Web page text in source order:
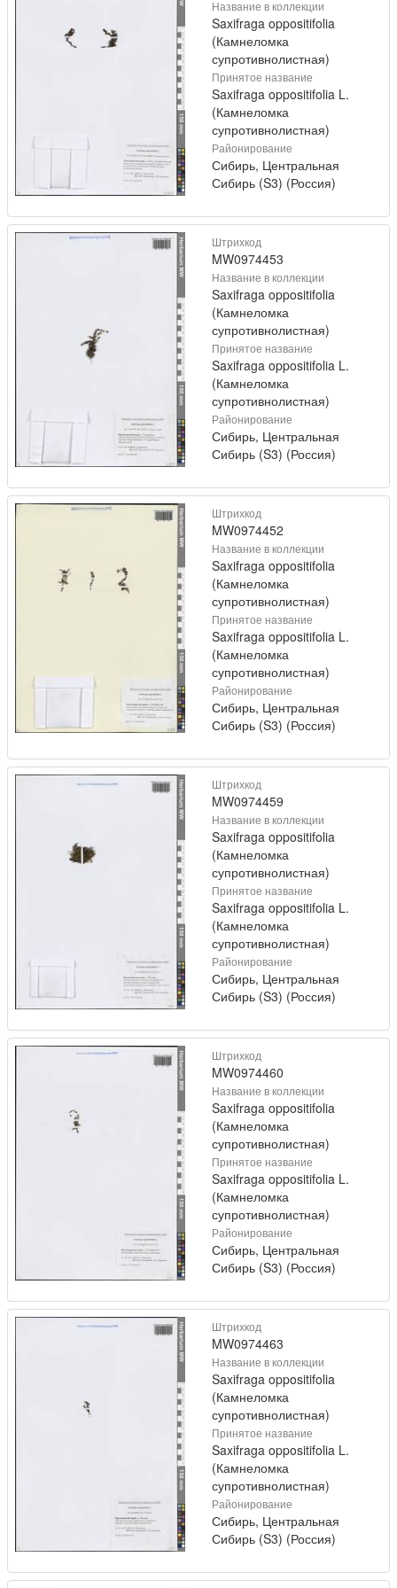
Название в коллекции
Saxifraga oppositifolia
(Камнеломка
супротивнолистная)
Принятое название
Saxifraga oppositifolia L.
(Камнеломка
супротивнолистная)
Районирование
Сибирь, Центральная
Сибирь (S3) (Россия)
Штрихкод
MW0974453
Название в коллекции
Saxifraga oppositifolia
(Камнеломка
супротивнолистная)
Принятое название
Saxifraga oppositifolia L.
(Камнеломка
супротивнолистная)
Районирование
Сибирь, Центральная
Сибирь (S3) (Россия)
Штрихкод
MW0974452
Название в коллекции
Saxifraga oppositifolia
(Камнеломка
супротивнолистная)
Принятое название
Saxifraga oppositifolia L.
(Камнеломка
супротивнолистная)
Районирование
Сибирь, Центральная
Сибирь (S3) (Россия)
Штрихкод
MW0974459
Название в коллекции
Saxifraga oppositifolia
(Камнеломка
супротивнолистная)
Принятое название
Saxifraga oppositifolia L.
(Камнеломка
супротивнолистная)
Районирование
Сибирь, Центральная
Сибирь (S3) (Россия)
Штрихкод
MW0974460
Название в коллекции
Saxifraga oppositifolia
(Камнеломка
супротивнолистная)
Принятое название
Saxifraga oppositifolia L.
(Камнеломка
супротивнолистная)
Районирование
Сибирь, Центральная
Сибирь (S3) (Россия)
Штрихкод
MW0974463
Название в коллекции
Saxifraga oppositifolia
(Камнеломка
супротивнолистная)
Принятое название
Saxifraga oppositifolia L.
(Камнеломка
супротивнолистная)
Районирование
Сибирь, Центральная
Сибирь (S3) (Россия)